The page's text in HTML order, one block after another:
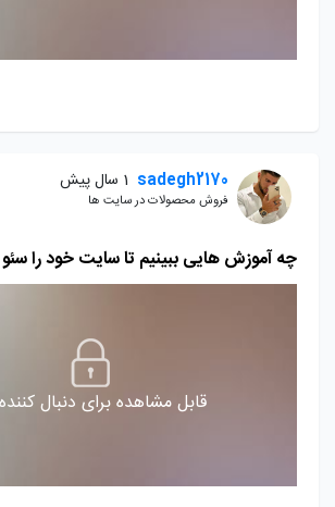
sadegh2170 1 سال پیش
فروش محصولات در سایت ها
چه آموزش هایی ببینیم تا سایت خود را
قابل مشاهده برای دنبال